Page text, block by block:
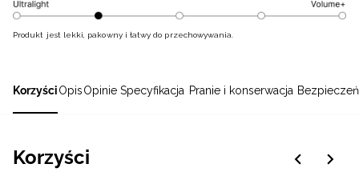
KorzyściOpisOpinie Specyfikacja Pranie i konserwacja
Korzyści
Produkt jest lekki, pakowny i łatwy do przechowywania.